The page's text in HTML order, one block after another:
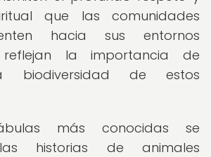
que las comunidades
hacia sus entornos
la importancia de
biodiversidad de estos
más conocidas se
historias de animales